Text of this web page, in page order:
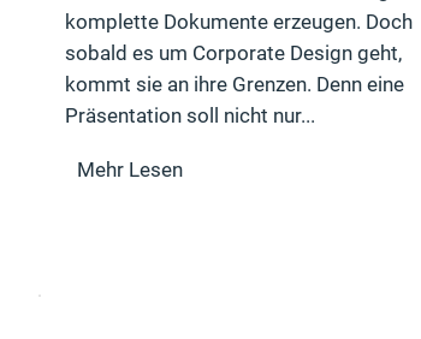
komplette Dokumente erzeugen. Doch
sobald es um Corporate Design geht,
kommt sie an ihre Grenzen. Denn eine
Präsentation soll nicht nur...
Mehr Lesen